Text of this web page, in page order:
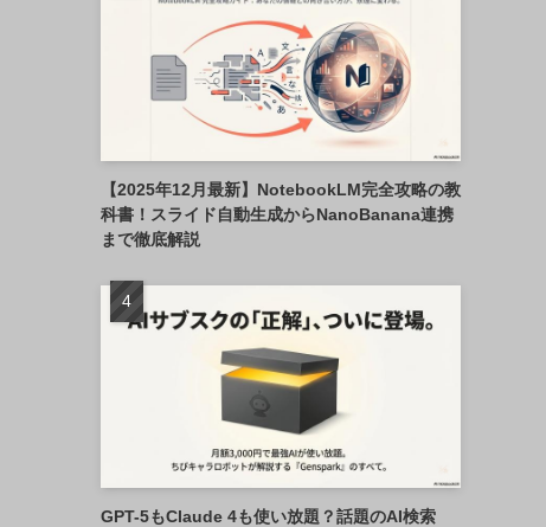
【2025年12月最新】NotebookLM完全攻略の教
科書！スライド自動生成からNanoBanana連携
まで徹底解説
GPT-5もClaude 4も使い放題？話題のAI検索